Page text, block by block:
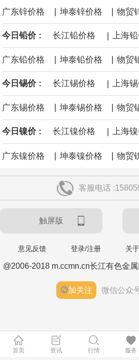
令市场通胀预期下降，推动黄金价
元上方的盘整区间中进一步上涨。
海力士：龙仁工厂将生产高带宽内
机存取存储器（DRAM）。
广东锌价格 | 坤泰锌价格 | 物贸
今日铅价 : 长江铅价格 | 上海
广东铅价格 坤泰铅价格 物贸
今日锡价 : 长江锡价格 | 上海
广东锡价格 坤泰锡价格 物贸
今日镍价 : 长江镍价格 | 上海
广东镍价格 | 坤泰镍价格 | 物贸
客服电话
触屏版
意见反馈 登录/注册 关
@2006-2018 m.ccmn.cn长江有色金
加关注 微信公众
首页 资讯 行情 服务